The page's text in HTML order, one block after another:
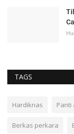
TAGS
Hardiknas Panti
Berkas perkara